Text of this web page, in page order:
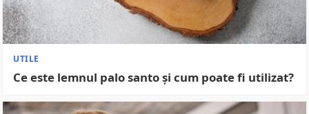
UTILE
Ce este lemnul palo santo și cum poate fi utilizat?